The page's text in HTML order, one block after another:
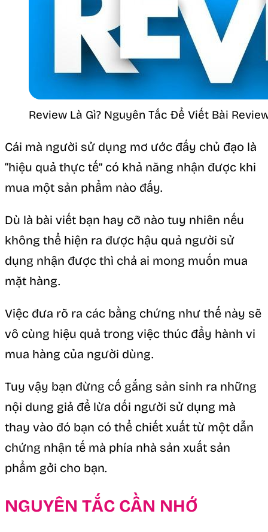
Review Là Gì? Nguyên Tắc Để Viết Bài
Cái mà người sử dụng mơ ước đấy chủ đạo là
“hiệu quả thực tế” có khả năng nhận được khi
mua một sản phẩm nào đấy.
Dù là bài viết bạn hay cỡ nào tuy nhiên nếu
không thể hiện ra được hậu quả người sử
dụng nhận được thì chả ai mong muốn mua
mặt hàng.
Việc đưa rõ ra các bằng chứng như thế này sẽ
vô cùng hiệu quả trong việc thúc đẩy hành vi
mua hàng của người dùng.
Tuy vậy bạn đừng cố gắng sản sinh ra những
nội dung giả để lừa dối người sử dụng mà
thay vào đó bạn có thể chiết xuất từ một dẫn
chứng nhận tế mà phía nhà sản xuất sản
phẩm gởi cho bạn.
NGUYÊN TẮC CẦN NHỚ